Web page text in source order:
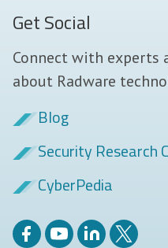
Get Social
Connect with experts
about Radware
Blog
Security Research
CyberPedia